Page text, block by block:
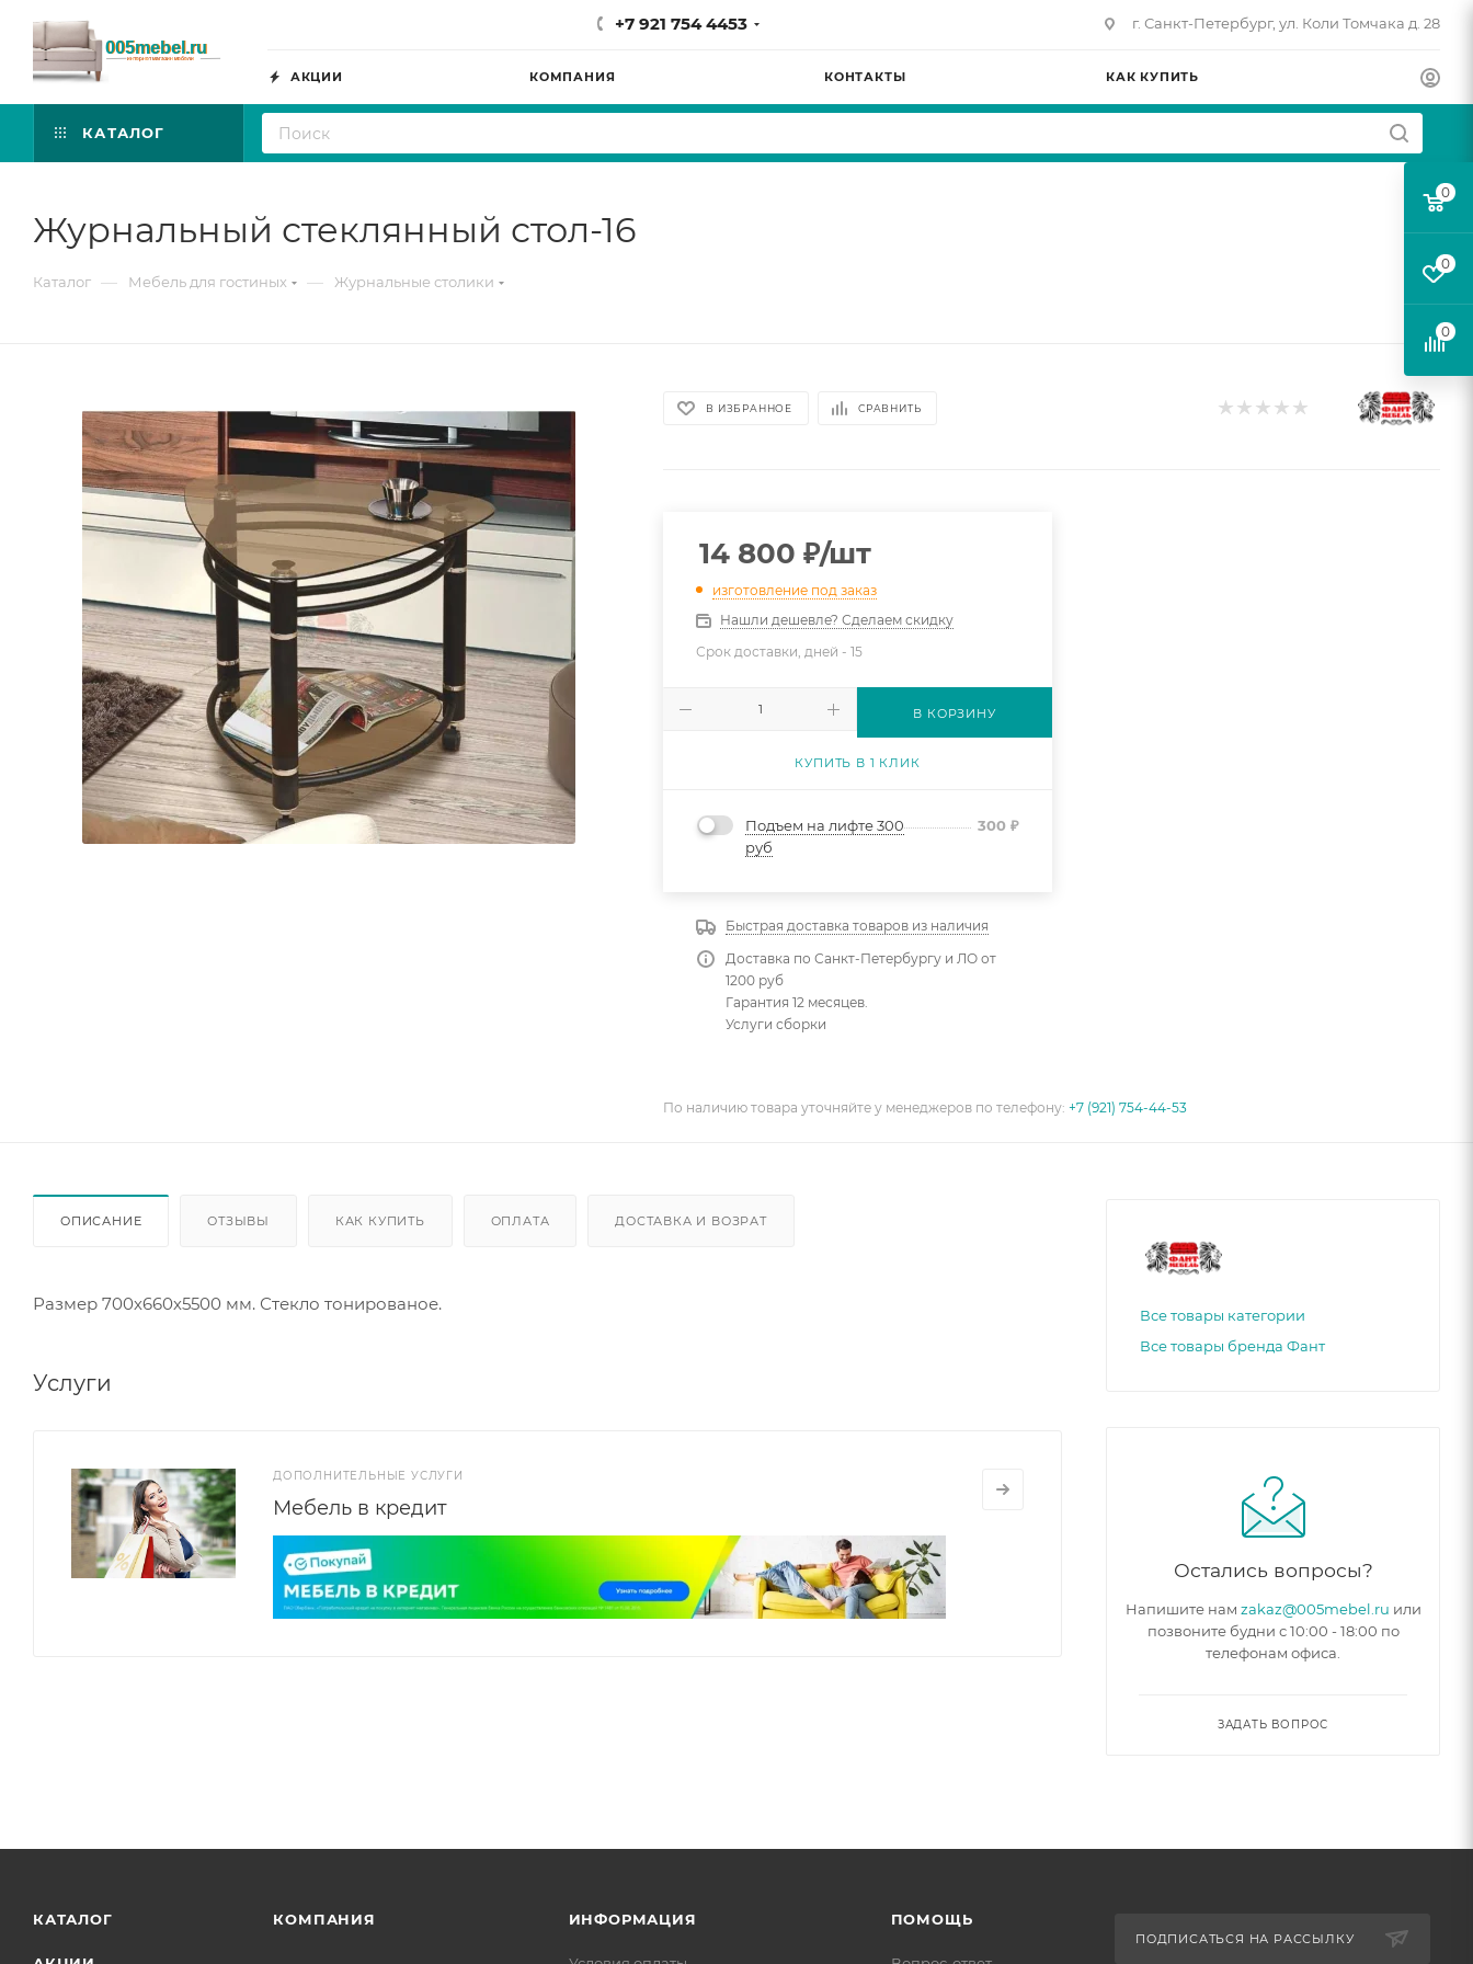
+7 921 754 4453 г. Санкт-Петербург, ул. Коли Томчака д. 28
АКЦИИ КОМПАНИЯ КОНТАКТЫ КАК КУПИТЬ
КАТАЛОГ
Журнальный стеклянный стол-16
Каталог — Мебель для гостиных — Журнальные столики
В ИЗБРАННОЕ СРАВНИТЬ
14 800 ₽/шт
изготовление под заказ
Нашли дешевле? Сделаем скидку
Срок доставки, дней -15
В КОРЗИНУ
КУПИТЬ В 1 КЛИК
Подъем на лифте 300
руб
300₽
Быстрая доставка товаров из наличия
Доставка по Санкт-Петербургу и ЛО от
1200 руб
Гарантия 12 месяцев.
Услуги сборки
По наличию товара уточняйте у менеджеров по телефону:+7 (921) 754-44-53
ОПИСАНИЕ ОТЗЫВЫ КАК КУПИТЬ ОПЛАТА ДОСТАВКА И ВОЗРАТ
Размер 700х660х5500 мм. Стекло тонированое.
Услуги
ДОПОЛНИТЕЛЬНЫЕ УСЛУГИ
Мебель в кредит
Все товары категории
Все товары бренда Фант
Остались вопросы?
Напишите нам zakaz@005mebel.ru или
позвоните будни с 10:00 - 18:00 по
телефонам офиса.
ЗАДАТЬ ВОПРОС
КАТАЛОГ КОМПАНИЯ ИНФОРМАЦИЯ ПОМОЩЬ
ПОДПИСАТЬСЯ НА РАССЫЛКУ
0
0
0